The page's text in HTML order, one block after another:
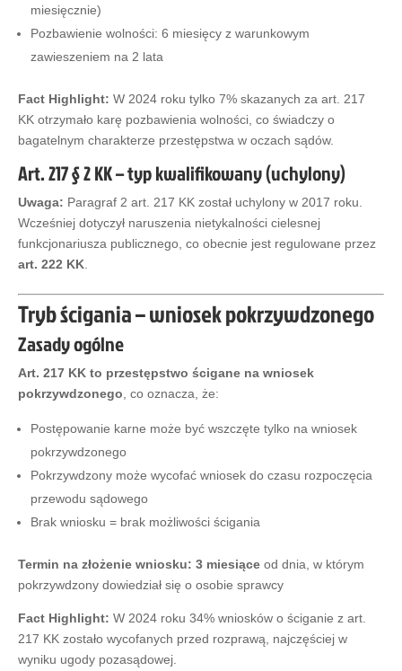
miesięcznie)
Pozbawienie wolności: 6 miesięcy z warunkowym
zawieszeniem na 2 lata
Fact Highlight: W 2024 roku tylko 7% skazanych za art. 217
KK otrzymało karę pozbawienia wolności, co świadczy o
bagatelnym charakterze przestępstwa w oczach sądów.
Art. 217 § 2 KK – typ kwalifikowany (uchylony)
Uwaga: Paragraf 2 art. 217 KK został uchylony w 2017 roku.
Wcześniej dotyczył naruszenia nietykalności cielesnej
funkcjonariusza publicznego, co obecnie jest regulowane przez
art. 222 KK
Tryb ścigania – wniosek pokrzywdzonego
Zasady ogólne
Art. 217 KK to przestępstwo ścigane na wniosek
pokrzywdzonego , co oznacza, że:
Postępowanie karne może być wszczęte tylko na wniosek
pokrzywdzonego
Pokrzywdzony może wycofać wniosek do czasu rozpoczęcia
przewodu sądowego
Brak wniosku = brak możliwości ścigania
Termin na złożenie wniosku: 3 miesiące od dnia, w którym
pokrzywdzony dowiedział się o osobie sprawcy
Fact Highlight: W 2024 roku 34% wniosków o ściganie z art.
217 KK zostało wycofanych przed rozprawą, najczęściej w
wyniku ugody pozasądowej.